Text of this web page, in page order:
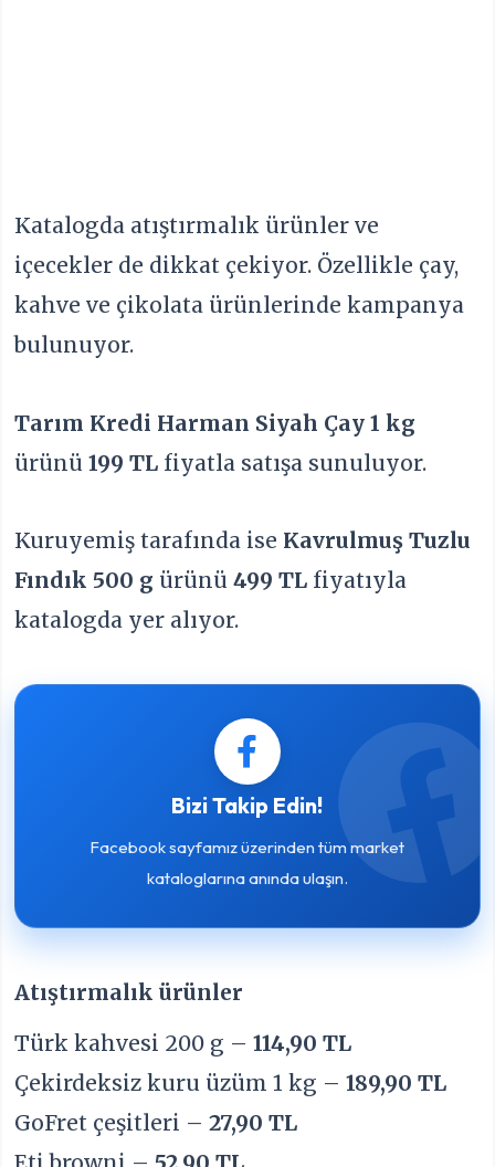
Katalogda atıştırmalık ürünler ve
içecekler de dikkat çekiyor. Özellikle çay,
kahve ve çikolata ürünlerinde kampanya
bulunuyor.
Tarım Kredi Harman Siyah Çay 1 kg
ürünü199 TL fiyatla satışa sunuluyor.
Kuruyemiş tarafında ise Kavrulmuş Tuzlu
Fındık 500 g ürünü499 TL fiyatıyla
katalogda yer alıyor.
Bizi Takip Edin!
Facebook sayfamız üzerinden tüm market
kataloglarına anında ulaşın.
Atıştırmalık ürünler
Türk kahvesi 200 g –114,90 TL
Çekirdeksiz kuru üzüm 1 kg –189,90 TL
GoFret çeşitleri –27,90 TL